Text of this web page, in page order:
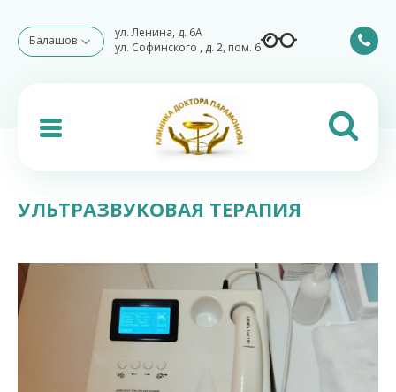
Балашов
ул. Ленина, д. 6А
ул. Софинского , д. 2, пом. 6
УЛЬТРАЗВУКОВАЯ ТЕРАПИЯ